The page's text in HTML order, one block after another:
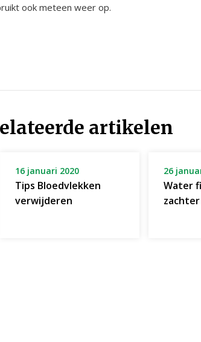
ook meteen weer op.
artikelen
16 januari 2020
Tips Bloedvlekken
verwijderen
26
Water